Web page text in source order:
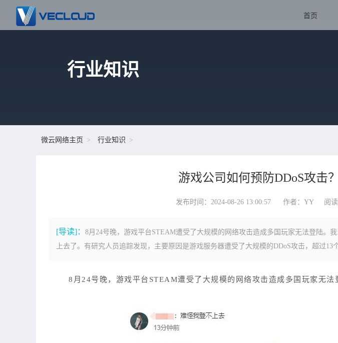
首页
行业知识
微云网络主页 行业知识
游戏公司如何预防DDoS攻击？
发布时间：2024-08-26 13:00:57 作者：YY 阅读
[导读]： 8月24号晚，游戏平台STEAM遭受了大规模的网络攻击造成多国玩家无法登陆。
上去了。有研究人员追踪发现，主要原因是游戏服务器遭受了大规模的DDoS攻击，超过13
8月24号晚，游戏平台STEAM遭受了大规模的网络攻击造成多国玩家无法